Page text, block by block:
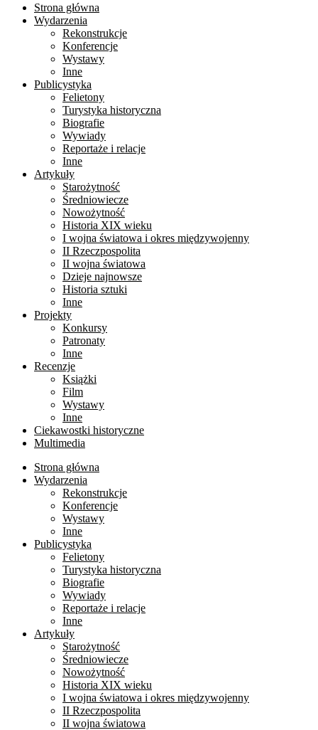
Strona główna
Wydarzenia
Rekonstrukcje
Konferencje
Wystawy
Inne
Publicystyka
Felietony
Turystyka historyczna
Biografie
Wywiady
Reportaże i relacje
Inne
Artykuły
Starożytność
Średniowiecze
Nowożytność
Historia XIX wieku
I wojna światowa i okres międzywojenny
II Rzeczpospolita
II wojna światowa
Dzieje najnowsze
Historia sztuki
Inne
Projekty
Konkursy
Patronaty
Inne
Recenzje
Książki
Film
Wystawy
Inne
Ciekawostki historyczne
Multimedia
Strona główna
Wydarzenia
Rekonstrukcje
Konferencje
Wystawy
Inne
Publicystyka
Felietony
Turystyka historyczna
Biografie
Wywiady
Reportaże i relacje
Inne
Artykuły
Starożytność
Średniowiecze
Nowożytność
Historia XIX wieku
I wojna światowa i okres międzywojenny
II Rzeczpospolita
II wojna światowa